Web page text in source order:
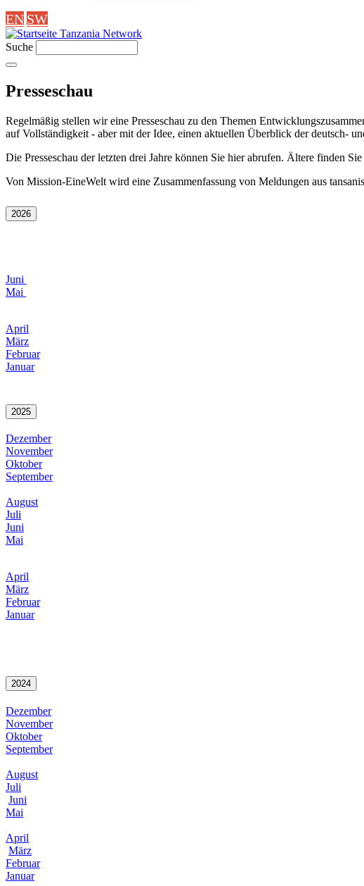
EN SW
Tanzania Network
Suche
Presseschau
Regelmäßig stellen wir eine Presseschau zu den Themen
auf Vollständigkeit - aber mit der Idee, einen aktuellen Überblick der deutsch-
Die Presseschau der letzten drei Jahre können Sie hier abrufen. Ältere finden
Von Mission-EineWelt wird eine Zusammenfassung von Meldungen aus
2026
Juni
Mai
April
März
Februar
Januar
2025
Dezember
November
Oktober
September
August
Juli
Juni
Mai
April
März
Februar
Januar
2024
Dezember
November
Oktober
September
August
Juli
Juni
Mai
April
März
Februar
Januar